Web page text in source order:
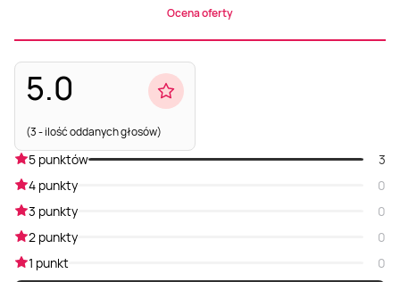
Ocena oferty
5.0
(3 - ilość oddanych głosów)
5 punktów
3
4 punkty
0
3 punkty
0
2 punkty
0
1 punkt
0